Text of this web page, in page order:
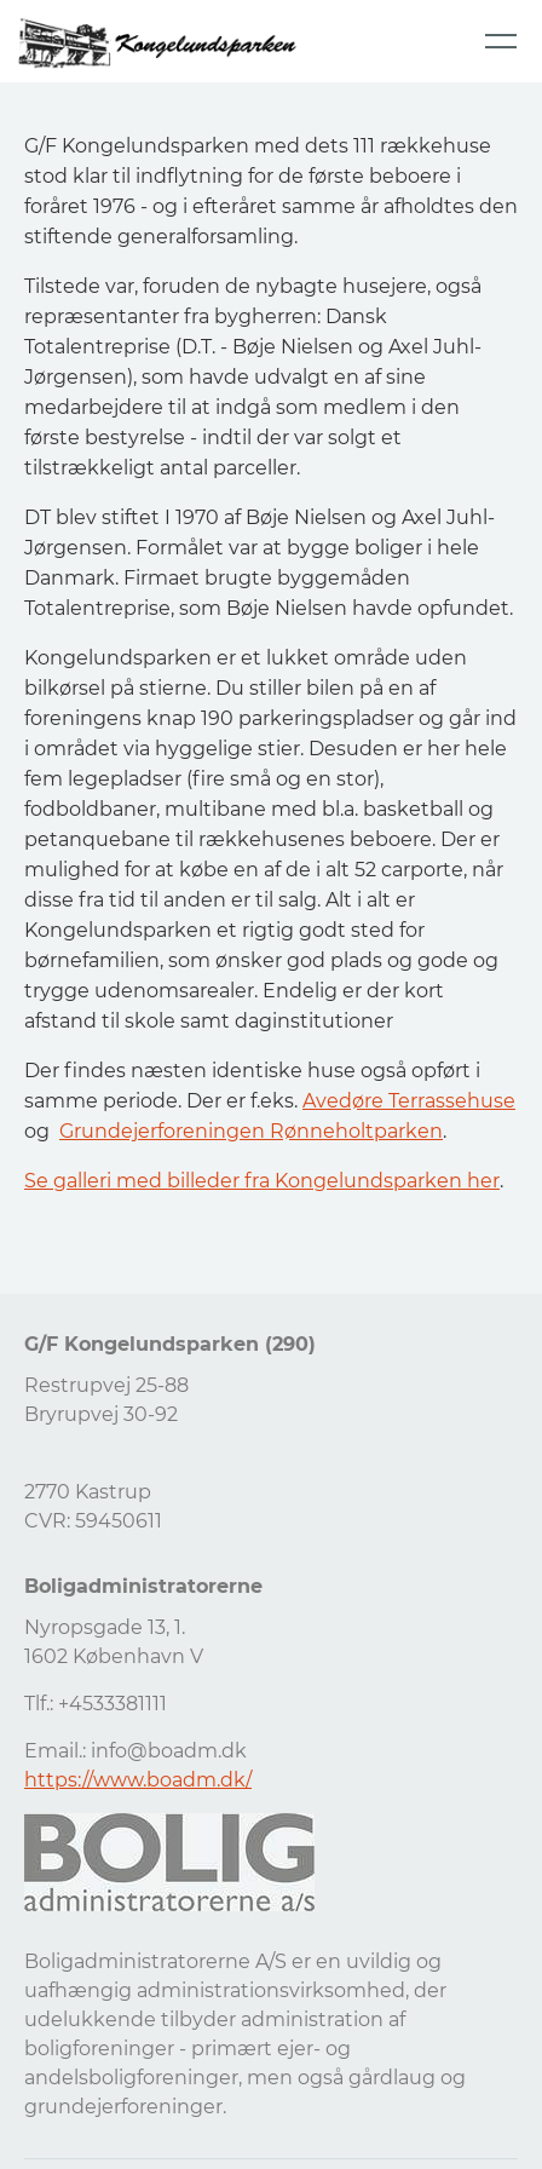
G/F Kongelundsparken med dets 111 rækkehuse
stod klar til indflytning for de første beboere i
foråret 1976 - og i efteråret samme år afholdtes den
stiftende generalforsamling.
Tilstede var, foruden de nybagte husejere, også
repræsentanter fra bygherren: Dansk
Totalentreprise (D.T. - Bøje Nielsen og Axel Juhl-
Jørgensen), som havde udvalgt en af sine
medarbejdere til at indgå som medlem i den
første bestyrelse - indtil der var solgt et
tilstrækkeligt antal parceller.
DT blev stiftet I 1970 af Bøje Nielsen og Axel Juhl-
Jørgensen. Formålet var at bygge boliger i hele
Danmark. Firmaet brugte byggemåden
Totalentreprise, som Bøje Nielsen havde opfundet.
Kongelundsparken er et lukket område uden
bilkørsel på stierne. Du stiller bilen på en af
foreningens knap 190 parkeringspladser og går ind
i området via hyggelige stier. Desuden er her hele
fem legepladser (fire små og en stor),
fodboldbaner, multibane med bl.a. basketball og
petanquebane til rækkehusenes beboere. Der er
mulighed for at købe en af de i alt 52 carporte, når
disse fra tid til anden er til salg. Alt i alt er
Kongelundsparken et rigtig godt sted for
børnefamilien, som ønsker god plads og gode og
trygge udenomsarealer. Endelig er der kort
afstand til skole samt daginstitutioner
Der findes næsten identiske huse også opført i
samme periode. Der er f.eks. Avedøre Terrassehuse
og Grundejerforeningen Rønneholtparken.
Se galleri med billeder fra Kongelundsparken her.
G/F Kongelundsparken (290)
Restrupvej 25-88
Bryrupvej 30-92
2770 Kastrup
CVR: 59450611
Boligadministratorerne
Nyropsgade 13, 1.
1602 København V
Tlf.: +4533381111
Email.: info@boadm.dk
https://www.boadm.dk/
Boligadministratorerne A/S er en uvildig og
uafhængig administrationsvirksomhed, der
udelukkende tilbyder administration af
boligforeninger - primært ejer- og
andelsboligforeninger, men også gårdlaug og
grundejerforeninger.